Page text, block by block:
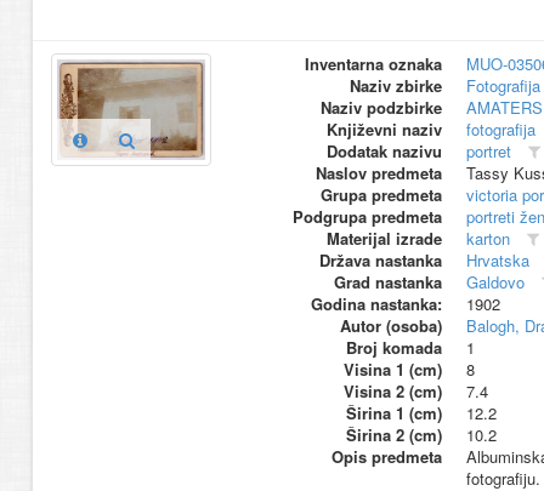
Inventarna oznaka
MUO-
Naziv zbirke
Naziv podzbirke
Književni naziv
fotografija
Dodatak nazivu
portret
Naslov predmeta
Tassy
Grupa predmeta
victoria
Podgrupa predmeta
portreti
Materijal izrade
karton
Država nastanka
Hrvatska
Grad nastanka
Galdovo
Godina nastanka:
1902
Autor (osoba)
Balogh,
Broj komada
1
Visina 1 (cm)
8
Visina 2 (cm)
7.4
Širina 1 (cm)
12.2
Širina 2 (cm)
10.2
Opis predmeta